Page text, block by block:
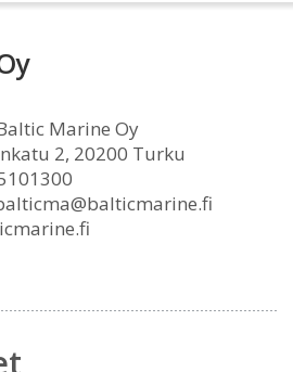
Marine Oy
2, 20200 Turku